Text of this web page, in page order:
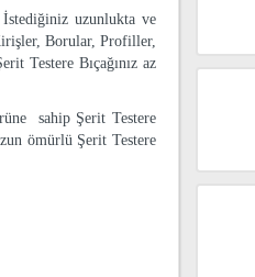
İstediğiniz uzunlukta ve
Borular, Profiller,
Testere Bıçağınız az
sahip Şerit Testere
ömürlü Şerit Testere